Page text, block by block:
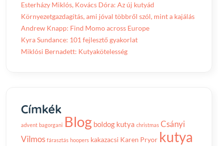
Esterházy Miklós, Kovács Dóra: Az új kutyád
Környezetgazdagítás, ami jóval többről szól, mint a kajálás
Andrew Knapp: Find Momo across Europe
Kyra Sundance: 101 fejlesztő gyakorlat
Miklósi Bernadett: Kutyakötelesség
Címkék
advent bagorgani Blog boldog kutya christmas Csányi
Vilmos fárasztás hoopers kakazacsi Karen Pryor kutya